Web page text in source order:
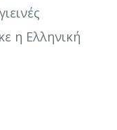
η Ελληνική